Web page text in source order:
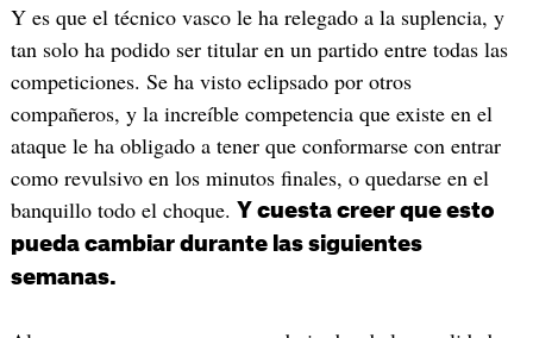
Y es que el técnico vasco le ha relegado a la suplencia, y
tan solo ha podido ser titular en un partido entre todas las
competiciones. Se ha visto eclipsado por otros
compañeros, y la increíble competencia que existe en el
ataque le ha obligado a tener que conformarse con entrar
como revulsivo en los minutos finales, o quedarse en el
banquillo todo el choque. Y cuesta creer que esto
pueda cambiar durante las siguientes
semanas.